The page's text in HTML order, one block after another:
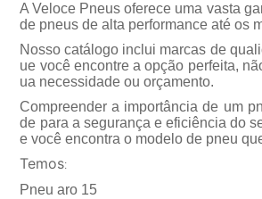
A Veloce Pneus oferece uma vasta
de pneus de alta performance até os
Nosso catálogo inclui marcas de
ue você encontre a opção perfeita,
ua necessidade ou orçamento.
Compreender a importância de um
de para a segurança e eficiência do
e você encontra o modelo de pneu
Temos:
Pneu aro 15